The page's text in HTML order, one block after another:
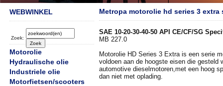
WEBWINKEL
Zoek:
Motorolie
Hydraulische olie
Industriele olie
Motorfietsen/scooters
Metropa motorolie hd series 3 extra
SAE 10-20-30-40-50 API CE/CF/SG
MB 227.0
Motorolie HD Series 3 Extra is een serie
voldoen aan de hoogste eisen die gesteld
automotive dieselmotoren,met een hoog
dan niet met oplading.